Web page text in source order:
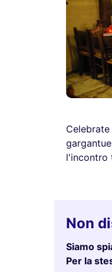
l'incontro
Non
Siamo
Per la